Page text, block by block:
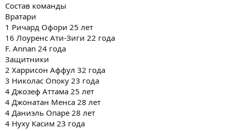
Состав команды
Вратари
1 Ричард Офори 25 лет
16 Лоуренс Ати-Зиги 22 года
F. Annan 24 года
Защитники
2 Харрисон Аффул 32 года
3 Николас Опоку 23 года
4 Джозеф Аттама 25 лет
4 Джонатан Менса 28 лет
4 Даниэль Опаре 28 лет
4 Нуху Касим 23 года